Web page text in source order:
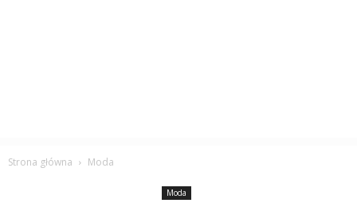
Strona główna Moda
Moda